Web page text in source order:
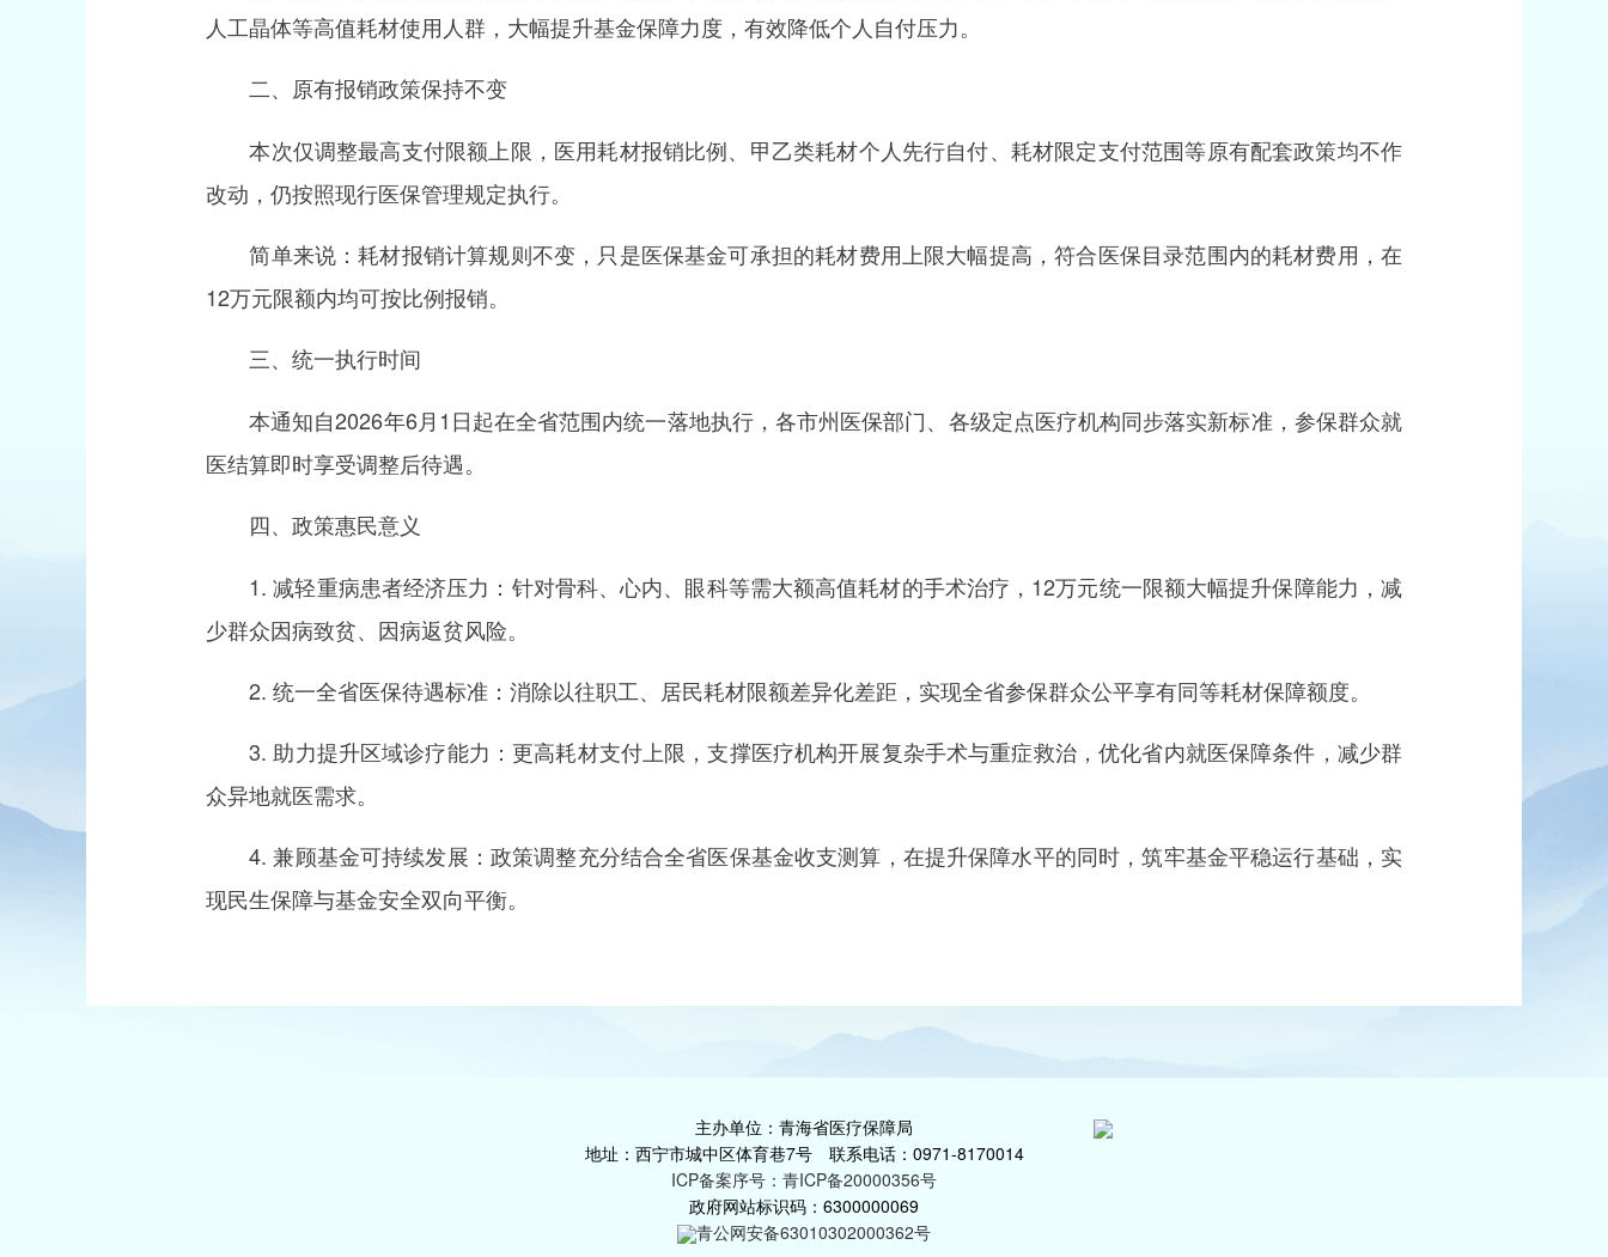
人工晶体等高值耗材使用人群，大幅提升基金保障力度，有效降低个人自付压力。
二、原有报销政策保持不变
本次仅调整最高支付限额上限，医用耗材报销比例、甲乙类耗材个人先行自付、耗材限定支付范围等原有配套政策均不作
改动，仍按照现行医保管理规定执行。
简单来说：耗材报销计算规则不变，只是医保基金可承担的耗材费用上限大幅提高，符合医保目录范围内的耗材费用，在
12万元限额内均可按比例报销。
三、统一执行时间
本通知自2026年6月1日起在全省范围内统一落地执行，各市州医保部门、各级定点医疗机构同步落实新标准，参保群众就
医结算即时享受调整后待遇。
四、政策惠民意义
1. 减轻重病患者经济压力：针对骨科、心内、眼科等需大额高值耗材的手术治疗，12万元统一限额大幅提升保障能力，减
少群众因病致贫、因病返贫风险。
2. 统一全省医保待遇标准：消除以往职工、居民耗材限额差异化差距，实现全省参保群众公平享有同等耗材保障额度。
3. 助力提升区域诊疗能力：更高耗材支付上限，支撑医疗机构开展复杂手术与重症救治，优化省内就医保障条件，减少群
众异地就医需求。
4. 兼顾基金可持续发展：政策调整充分结合全省医保基金收支测算，在提升保障水平的同时，筑牢基金平稳运行基础，实
现民生保障与基金安全双向平衡。
主办单位：青海省医疗保障局
地址：西宁市城中区体育巷7号 联系电话：0971-8170014
ICP备案序号：青ICP备20000356号
政府网站标识码：6300000069
青公网安备63010302000362号